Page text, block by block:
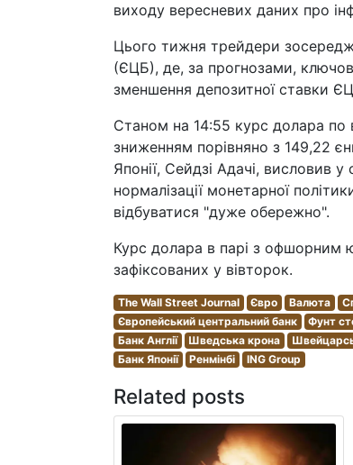
виходу вересневих даних про
Цього тижня трейдери
(ЄЦБ), де, за прогнозами,
зменшення депозитної ставки
Станом на 14:55 курс долара
зниженням порівняно з 149,22
Японії, Сейдзі Адачі, висловив
нормалізації монетарної
відбуватися "дуже обережно".
Курс долара в парі з офшорним
зафіксованих у вівторок.
The Wall Street Journal Євро Валюта
Європейський центральний банк
Фунт
Банк Англії
Шведська крона
Банк Японії
Ренмінбі ING Group
Related posts